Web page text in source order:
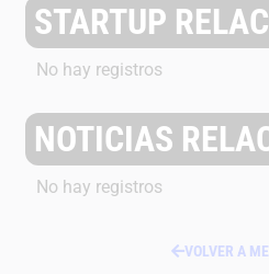
STARTUP
No hay registros
NOTICIAS
No hay registros
VOLVER A